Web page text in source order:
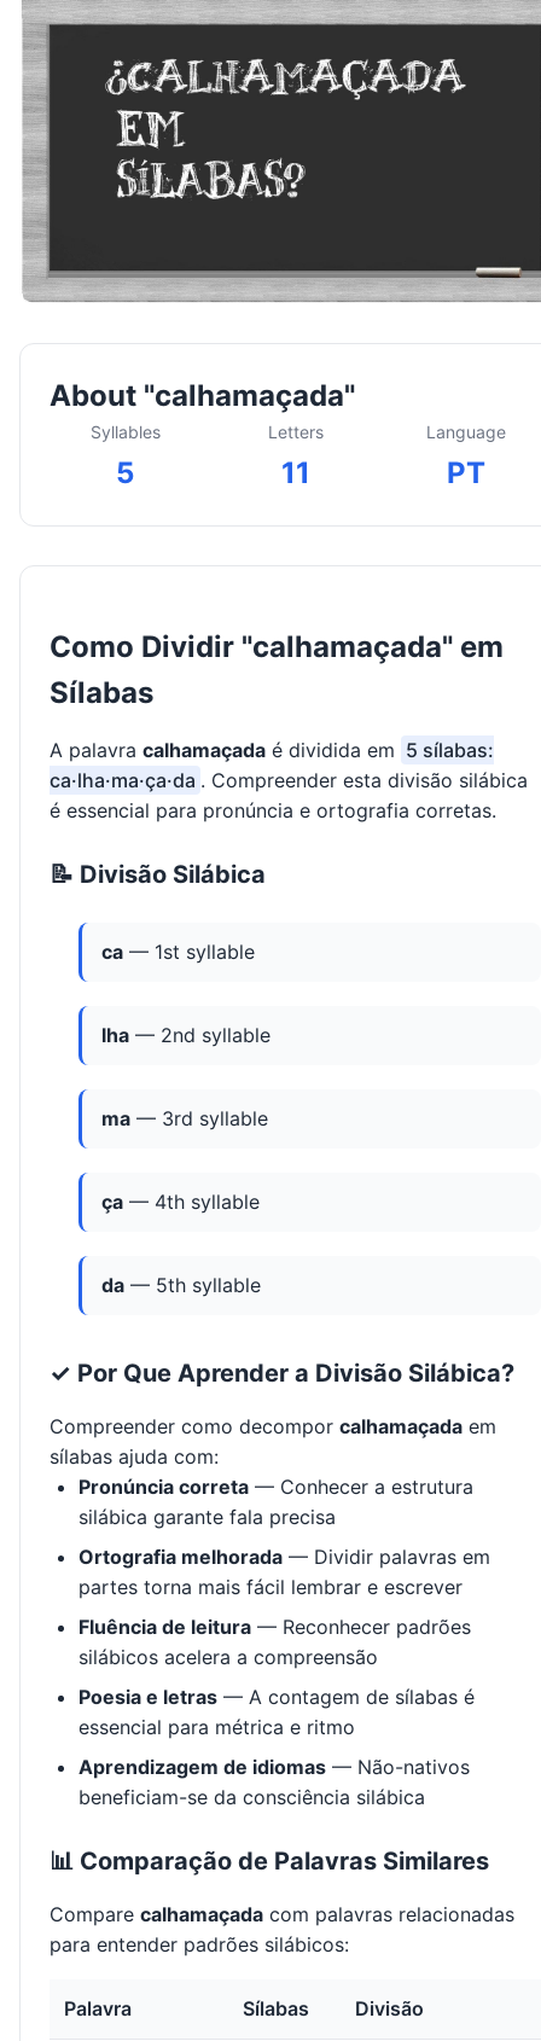
About "calhamaçada"
Syllables
5
Letters
11
Language
PT
Como Dividir "calhamaçada" em
Sílabas
A palavra calhamaçada é dividida em 5 sílabas:
ca·lha·ma·ça·da . Compreender esta divisão silábica
é essencial para pronúncia e ortografia corretas.
📝 Divisão Silábica
ca — 1st syllable
lha — 2nd syllable
ma — 3rd syllable
ça — 4th syllable
da — 5th syllable
✓ Por Que Aprender a Divisão Silábica?
Compreender como decompor calhamaçada em
sílabas ajuda com:
Pronúncia correta — Conhecer a estrutura
silábica garante fala precisa
Ortografia melhorada — Dividir palavras em
partes torna mais fácil lembrar e escrever
Fluência de leitura — Reconhecer padrões
silábicos acelera a compreensão
Poesia e letras — A contagem de sílabas é
essencial para métrica e ritmo
Aprendizagem de idiomas — Não-nativos
beneficiam-se da consciência silábica
📊 Comparação de Palavras Similares
Compare calhamaçada com palavras relacionadas
para entender padrões silábicos:
Palavra Sílabas Divisão